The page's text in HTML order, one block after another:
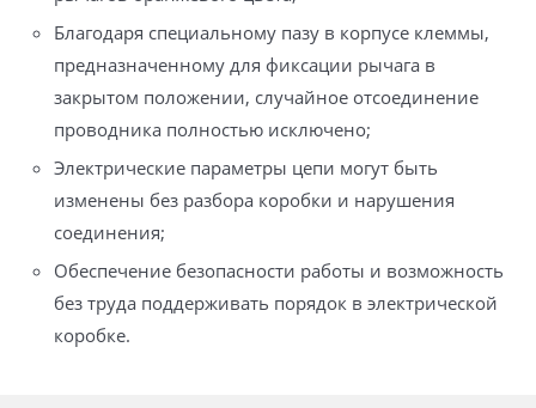
Благодаря специальному пазу в корпусе клеммы,
предназначенному для фиксации рычага в
закрытом положении, случайное отсоединение
проводника полностью исключено;
Электрические параметры цепи могут быть
изменены без разбора коробки и нарушения
соединения;
Обеспечение безопасности работы и возможность
без труда поддерживать порядок в электрической
коробке.